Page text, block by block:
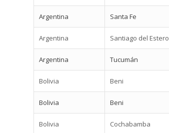
Argentina Santa Fe
Argentina Santiago del Estero
Argentina Tucumán
Bolivia Beni
Bolivia Beni
Bolivia Cochabamba